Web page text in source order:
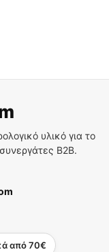
υλικό για το
B2B.
από 70€